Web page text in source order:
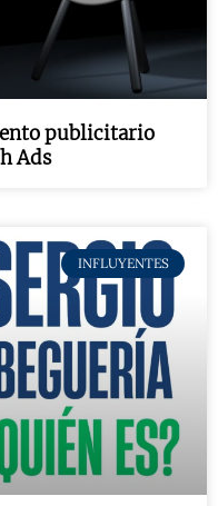
publicitario
Ads
INFLUYENTES